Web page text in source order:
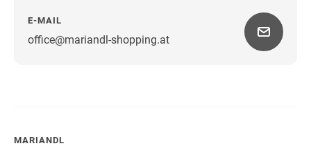
E-MAIL
office@mariandl-shopping.at
Wegbeschreibung
MARIANDL